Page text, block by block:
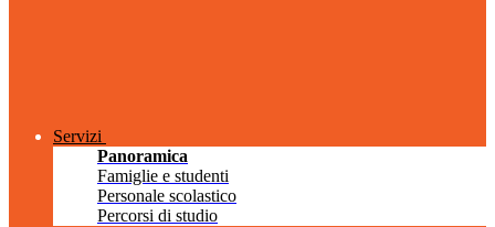
Servizi
Panoramica
Famiglie e studenti
Personale scolastico
Percorsi di studio